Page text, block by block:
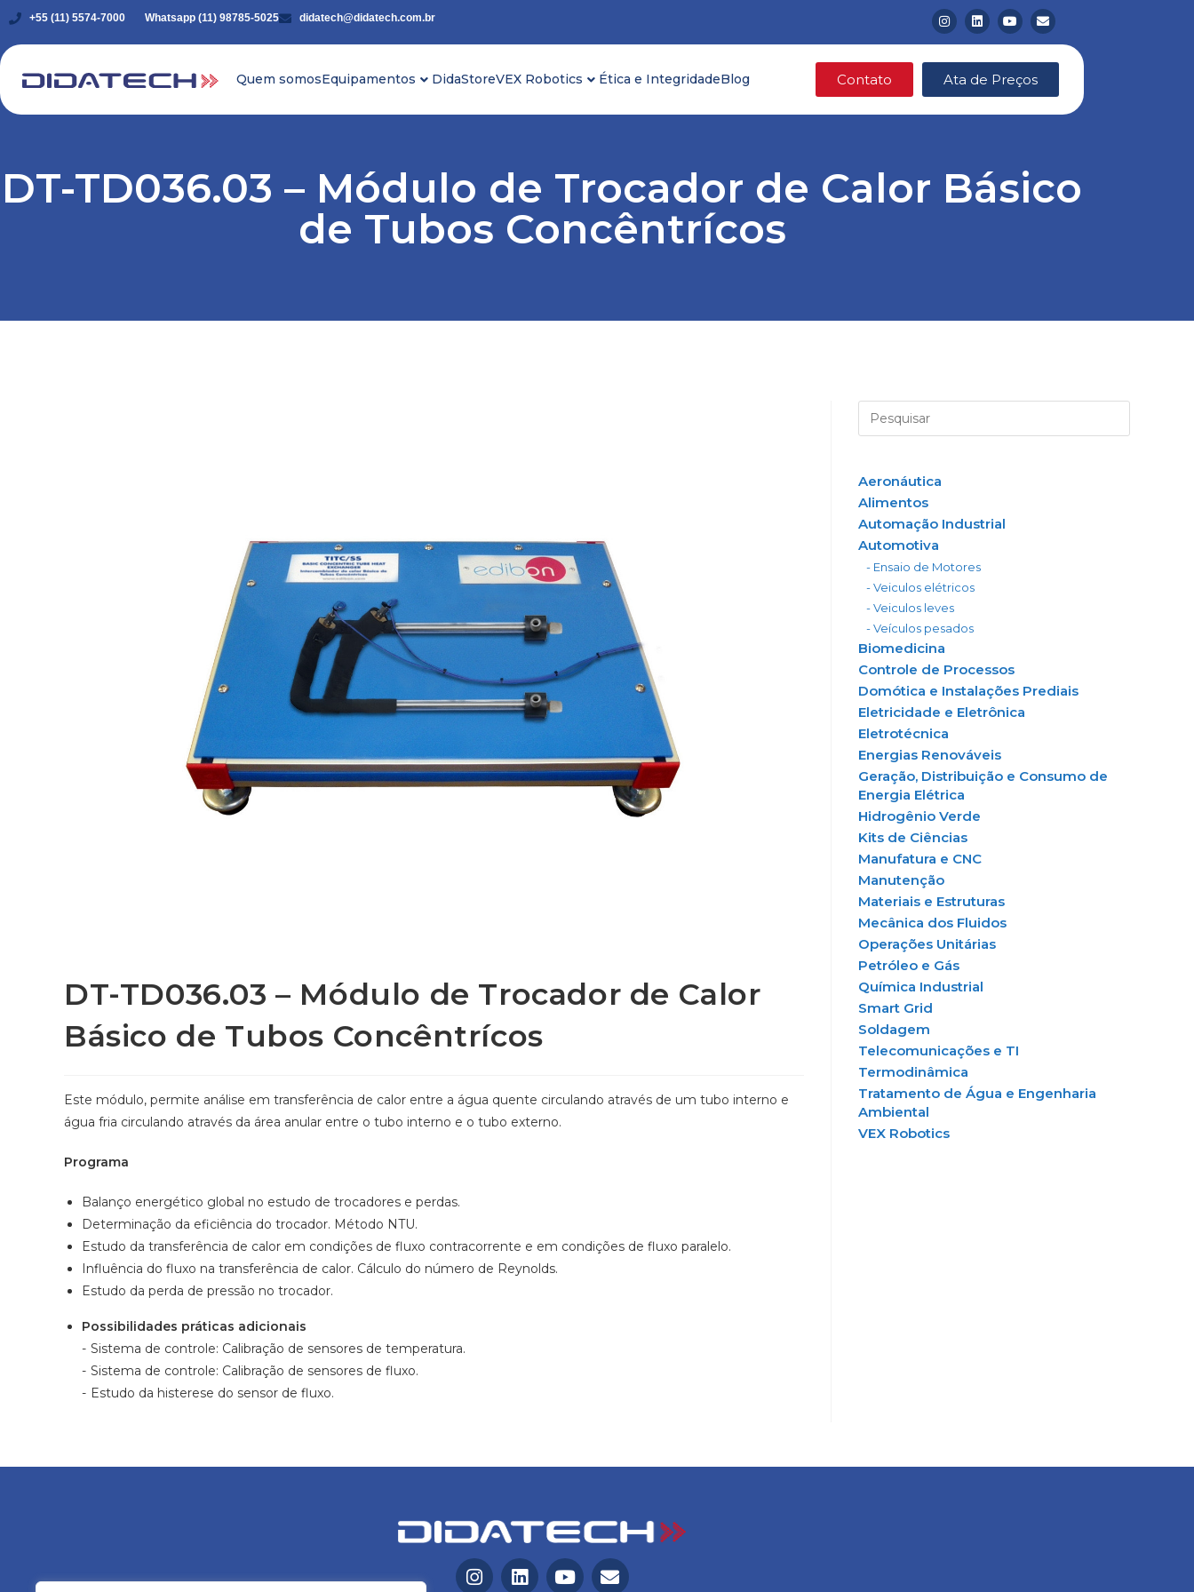
+55 (11) 5574-7000 Whatsapp (11) 98785-5025 didatech@didatech.com.br
Quem somosEquipamentos DidaStoreVEX Robotics Ética e IntegridadeBlog Contato Ata de Preços
DT-TD036.03 – Módulo de Trocador de Calor Básico
de Tubos Concêntrícos
DT-TD036.03 – Módulo de Trocador de Calor
Básico de Tubos Concêntrícos
Este módulo, permite análise em transferência de calor entre a água quente circulando através de um tubo interno e
água fria circulando através da área anular entre o tubo interno e o tubo externo.
Programa
Balanço energético global no estudo de trocadores e perdas.
Determinação da eficiência do trocador. Método NTU.
Estudo da transferência de calor em condições de fluxo contracorrente e em condições de fluxo paralelo.
Influência do fluxo na transferência de calor. Cálculo do número de Reynolds.
Estudo da perda de pressão no trocador.
Possibilidades práticas adicionais
Sistema de controle: Calibração de sensores de temperatura.
Sistema de controle: Calibração de sensores de fluxo.
Estudo da histerese do sensor de fluxo.
Aeronáutica
Alimentos
Automação Industrial
Automotiva
- Ensaio de Motores
- Veiculos elétricos
- Veiculos leves
- Veículos pesados
Biomedicina
Controle de Processos
Domótica e Instalações Prediais
Eletricidade e Eletrônica
Eletrotécnica
Energias Renováveis
Geração, Distribuição e Consumo de
Energia Elétrica
Hidrogênio Verde
Kits de Ciências
Manufatura e CNC
Manutenção
Materiais e Estruturas
Mecânica dos Fluidos
Operações Unitárias
Petróleo e Gás
Química Industrial
Smart Grid
Soldagem
Telecomunicações e TI
Termodinâmica
Tratamento de Água e Engenharia
Ambiental
VEX Robotics